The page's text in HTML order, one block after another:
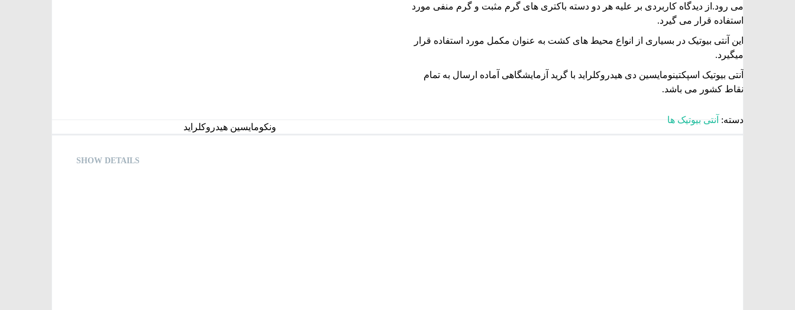
می رود.از دیدگاه کاربردی بر علیه هر دو دسته باکتری های گرم مثبت و گرم منفی مورد
استفاده قرار می گیرد.
این آنتی بیوتیک در بسیاری از انواع محیط های کشت به عنوان مکمل مورد استفاده قرار
میگیرد.
آنتی بیوتیک اسپکتینومایسین دی هیدروکلراید با گرید آزمایشگاهی آماده ارسال به تمام
نقاط کشور می باشد.
دسته: آنتی بیوتیک ها
ونکومایسین هیدروکلراید
SHOW DETAILS